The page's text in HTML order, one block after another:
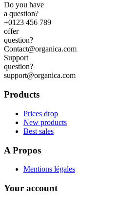
Do you have
a question?
+0123 456 789
offer
question?
Contact@organica.com
Support
question?
support@organica.com
Products
Prices drop
New products
Best sales
A Propos
Mentions légales
Your account